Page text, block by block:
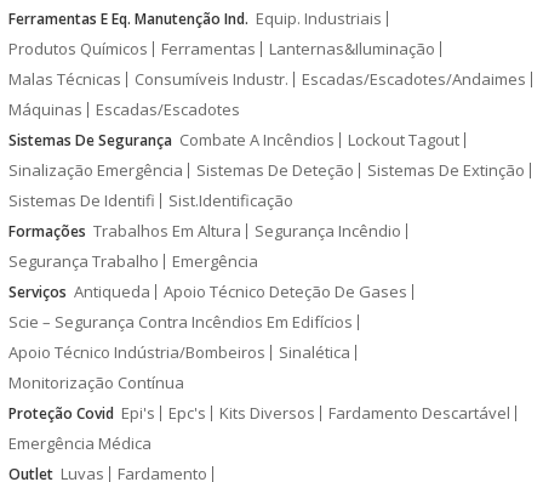
Ferramentas E Eq. Manutenção Ind. Equip. Industriais
Produtos Químicos
Ferramentas
Lanternas&Iluminação
Malas Técnicas
Consumíveis Industr.
Escadas/Escadotes/Andaimes
Máquinas
Escadas/Escadotes
Sistemas De Segurança Combate A Incêndios
Lockout Tagout
Sinalização Emergência
Sistemas De Deteção
Sistemas De Extinção
Sistemas De Identifi
Sist.Identificação
Formações Trabalhos Em Altura
Segurança Incêndio
Segurança Trabalho
Emergência
Serviços Antiqueda
Apoio Técnico Deteção De Gases
Scie – Segurança Contra Incêndios Em Edifícios
Apoio Técnico Indústria/Bombeiros
Sinalética
Monitorização Contínua
Proteção Covid Epi's Epc's Kits Diversos
Fardamento Descartável
Emergência Médica
Outlet Luvas Fardamento